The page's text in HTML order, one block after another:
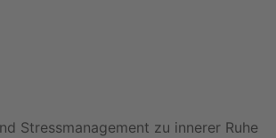
Stressmanagement zu innerer Ruhe